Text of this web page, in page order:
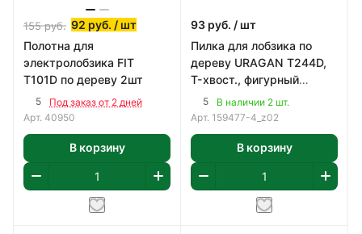
155руб. 92 руб. / шт
Полотна для
электролобзика FIT
T101D по дереву 2шт
5
Под заказ от 2 дней
Арт. 40950
В корзину
93 руб. / шт
Пилка для лобзика по
дереву URAGAN T244D,
T-хвост., фигурный
резHCS (2шт)
5
В наличии 2 шт.
Арт. 159477-4_z02
В корзину